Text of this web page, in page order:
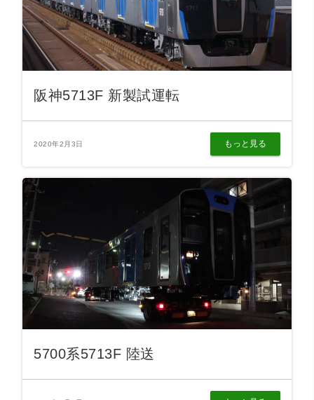
阪神5713F 新製試運転
2020年2月3日 もっと見る
5700系5713F 陸送